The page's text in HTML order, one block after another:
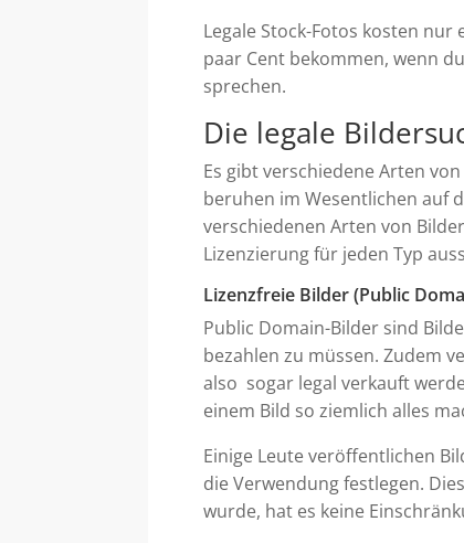
Legale Stock-Fotos kosten
paar Cent bekommen, wenn
sprechen.
Die legale
Es gibt verschiedene Arten
beruhen im Wesentlichen auf
verschiedenen Arten von
Lizenzierung für jeden Typ
Lizenzfreie Bilder (Public
Public Domain-Bilder sind
bezahlen zu müssen. Zudem
also sogar legal verkauft
einem Bild so ziemlich alles
Einige Leute veröffentlichen
die Verwendung festlegen.
wurde, hat es keine